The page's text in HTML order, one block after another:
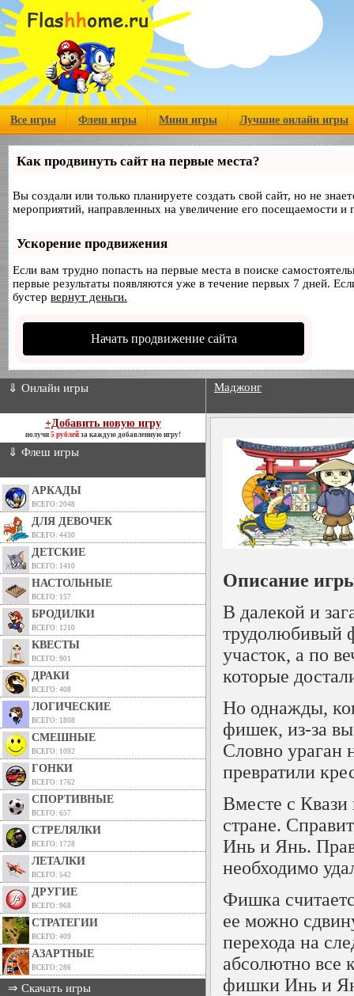
Все игры Флеш игры Мини игры Лучшие онлайн игры
Как продвинуть сайт на первые места?
Вы создали или только планируете создать свой сайт, но не
мероприятий, направленных на увеличение его посещаемости
Ускорение продвижения
Если вам трудно попасть на первые места в поиске
первые результаты появляются уже в течение первых 7 дней.
бустер вернут деньги.
Начать продвижение сайта
⇓ Онлайн игры
+Добавить новую игру
получи 5 рублейза каждую добавленную игру!
⇓ Флеш игры
АРКАДЫ
ВСЕГО: 2048
ДЛЯ ДЕВОЧЕК
ВСЕГО: 4430
ДЕТСКИЕ
ВСЕГО: 1410
НАСТОЛЬНЫЕ
ВСЕГО: 157
БРОДИЛКИ
ВСЕГО: 1210
КВЕСТЫ
ВСЕГО: 901
ДРАКИ
ВСЕГО: 408
ЛОГИЧЕСКИЕ
ВСЕГО: 1808
СМЕШНЫЕ
ВСЕГО: 1092
ГОНКИ
ВСЕГО: 1762
СПОРТИВНЫЕ
ВСЕГО: 657
СТРЕЛЯЛКИ
ВСЕГО: 1728
ЛЕТАЛКИ
ВСЕГО: 542
ДРУГИЕ
ВСЕГО: 968
СТРАТЕГИИ
ВСЕГО: 409
АЗАРТНЫЕ
ВСЕГО: 286
⇒ Скачать игры
Маджонг
Описание
В далекой и
трудолюбивый
участок, а по
которые
Но однажды,
фишек, из-за
Словно ураган
превратили
Вместе с Квази
стране.
Инь и Янь.
необходимо
Фишка
ее можно
перехода на
абсолютно все
фишки Инь и